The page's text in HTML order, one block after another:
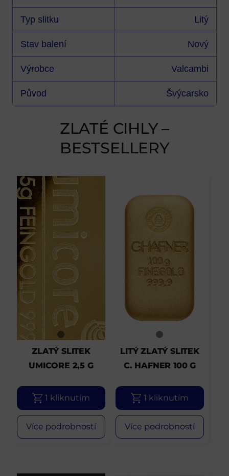
Typ slitku Litý
Stav balení Nový
Výrobce Valcambi
Původ Švýcarsko
ZLATÉ CIHLY –
BESTSELLERY
ZLATÝ SLITEK
UMICORE 2,5 G
1 kliknutím
Více podrobností
LITÝ ZLATÝ SLITEK
C. HAFNER 100 G
1 kliknutím
Více podrobností